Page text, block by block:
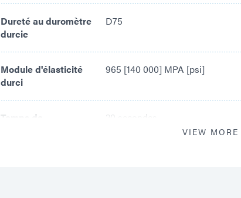
Dureté au duromètre
durcie
D75
Module d'élasticité
durci
965 [140 000] MPA [psi]
Temps de
20 secondes
VIEW MORE